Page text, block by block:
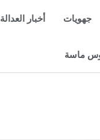
جهويات أخبار العدالة
ماسة